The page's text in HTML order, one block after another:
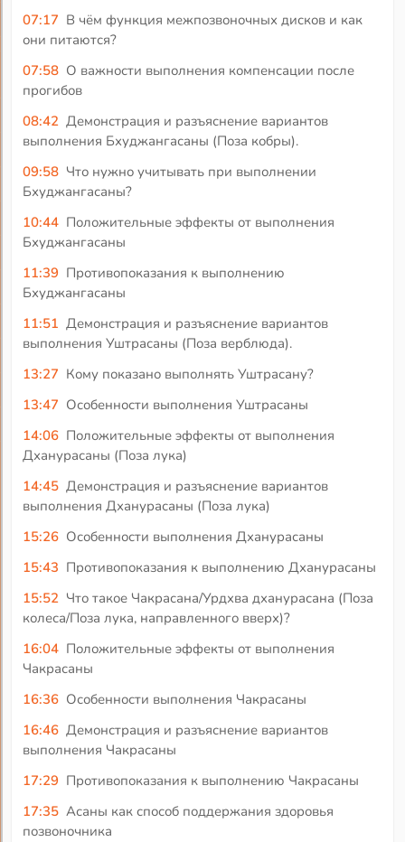
07:17 В чём функция межпозвоночных дисков и как
они питаются?
07:58 О важности выполнения компенсации после
прогибов
08:42 Демонстрация и разъяснение вариантов
выполнения Бхуджангасаны (Поза кобры).
09:58 Что нужно учитывать при выполнении
Бхуджангасаны?
10:44 Положительные эффекты от выполнения
Бхуджангасаны
11:39 Противопоказания к выполнению
Бхуджангасаны
11:51 Демонстрация и разъяснение вариантов
выполнения Уштрасаны (Поза верблюда).
13:27 Кому показано выполнять Уштрасану?
13:47 Особенности выполнения Уштрасаны
14:06 Положительные эффекты от выполнения
Дханурасаны (Поза лука)
14:45 Демонстрация и разъяснение вариантов
выполнения Дханурасаны (Поза лука)
15:26 Особенности выполнения Дханурасаны
15:43 Противопоказания к выполнению Дханурасаны
15:52 Что такое Чакрасана/Урдхва дханурасана (Поза
колеса/Поза лука, направленного вверх)?
16:04 Положительные эффекты от выполнения
Чакрасаны
16:36 Особенности выполнения Чакрасаны
16:46 Демонстрация и разъяснение вариантов
выполнения Чакрасаны
17:29 Противопоказания к выполнению Чакрасаны
17:35 Асаны как способ поддержания здоровья
позвоночника